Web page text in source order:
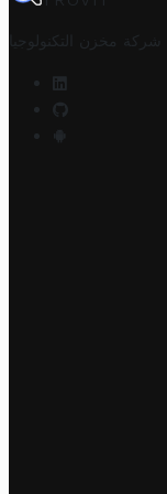
شركة مخزن التكنولوجيا